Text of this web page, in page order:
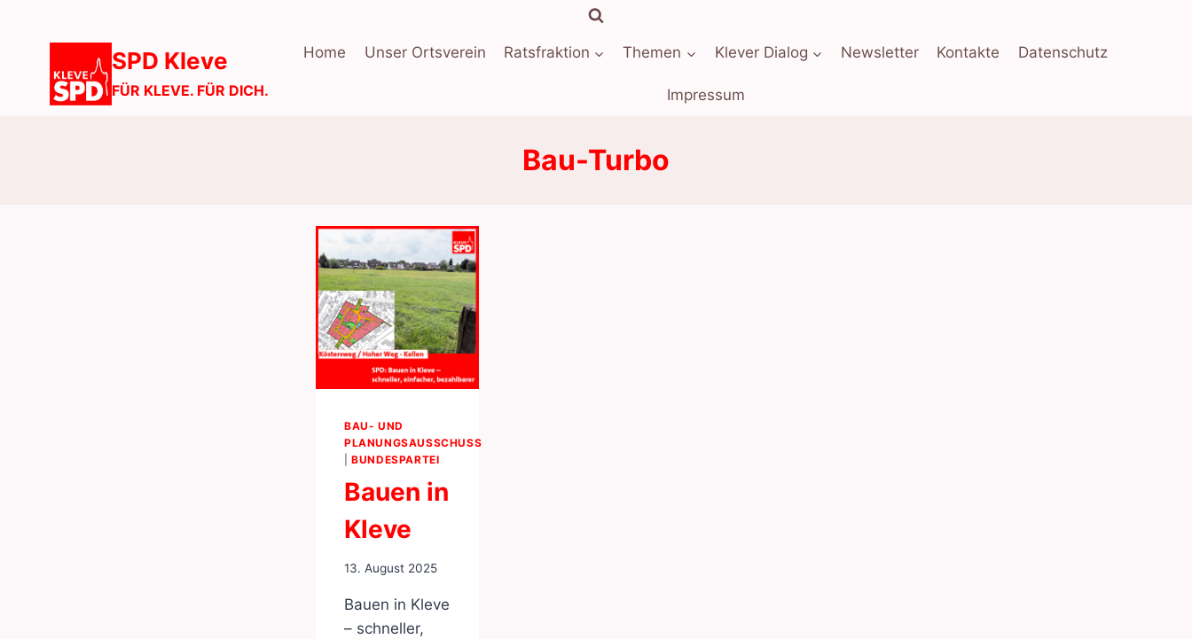
SPD Kleve
FÜR KLEVE. FÜR DICH.
Home Unser Ortsverein Ratsfraktion Themen Klever Dialog Newsletter Kontakte Datenschutz
Impressum
Bau-Turbo
BAU- UND
PLANUNGSAUSSCHUSS
|BUNDESPARTEI
Bauen in
Kleve
13. August 2025
Bauen in Kleve
– schneller,